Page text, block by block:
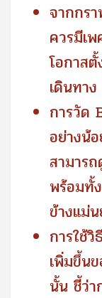
จากกร
ควรมีเ
โอกาส
เดินทา
การวัด
อย่างน้
สามาร
พร้อมทั้
ข้างแม่
การใช้
เพิ่มขึ้น
นั้น ชี้ว่า